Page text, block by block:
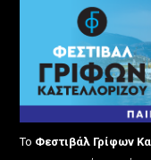
Το Φεστιβάλ Γρίφων